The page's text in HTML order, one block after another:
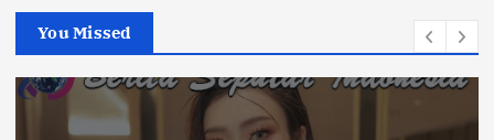
You Missed